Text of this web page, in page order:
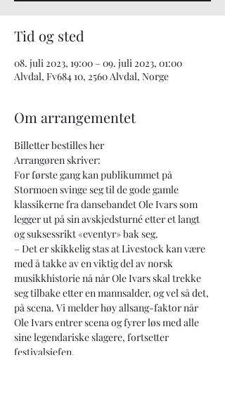
Tid og sted
08. juli 2023, 19:00 – 09. juli 2023, 01:00
Alvdal, Fv684 10, 2560 Alvdal, Norge
Om arrangementet
Billetter bestilles her
Arrangøren skriver:
For første gang kan publikummet på
Stormoen svinge seg til de gode gamle
klassikerne fra dansebandet Ole Ivars som
legger ut på sin avskjedsturné etter et langt
og suksessrikt «eventyr» bak seg.
– Det er skikkelig stas at Livestock kan være
med å takke av en viktig del av norsk
musikkhistorie nå når Ole Ivars skal trekke
seg tilbake etter en mannsalder, og vel så det,
på scena. Vi melder høy allsang-faktor når
Ole Ivars entrer scena og fyrer løs med alle
sine legendariske slagere, fortsetter
festivalsjefen.